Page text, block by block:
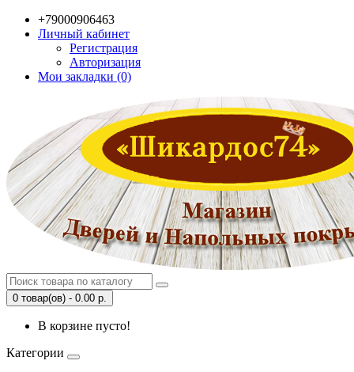
+79000906463
Личный кабинет
Регистрация
Авторизация
Мои закладки (0)
0 товар(ов) - 0.00 р.
В корзине пусто!
Категории